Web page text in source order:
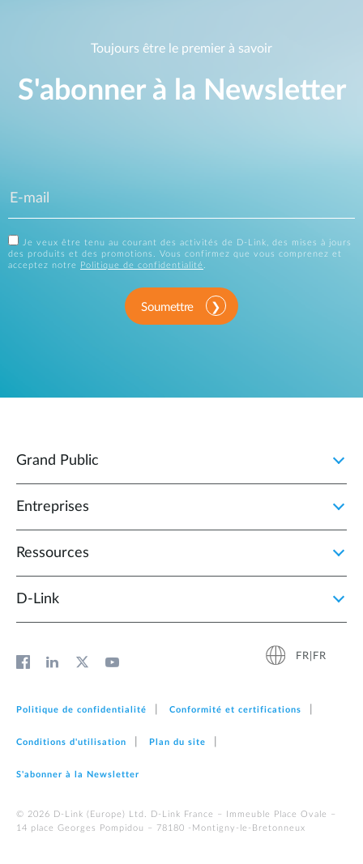
Toujours être le premier à savoir
S'abonner à la Newsletter
Je veux être tenu au courant des activités de D-Link, des mises à jours
des produits et des promotions. Vous confirmez que vous comprenez et
acceptez notre
Politique de confidentialité.
Soumettre
Grand Public
Entreprises
Ressources
D‑Link
FR|FR
Politique de confidentialité Conformité et certifications
Conditions d'utilisation Plan du site
S'abonner à la Newsletter
© 2026 D‑Link (Europe) Ltd. D-Link France – Immeuble Place Ovale –
14 place Georges Pompidou – 78180 -Montigny-le-Bretonneux